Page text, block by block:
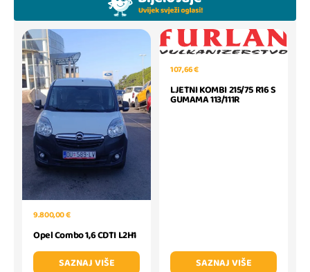
9.800,00 €
Opel Combo 1,6 CDTI L2H1
SAZNAJ VIŠE
107,66 €
LJETNI KOMBI 215/75 R16 S
GUMAMA 113/111R
SAZNAJ VIŠE